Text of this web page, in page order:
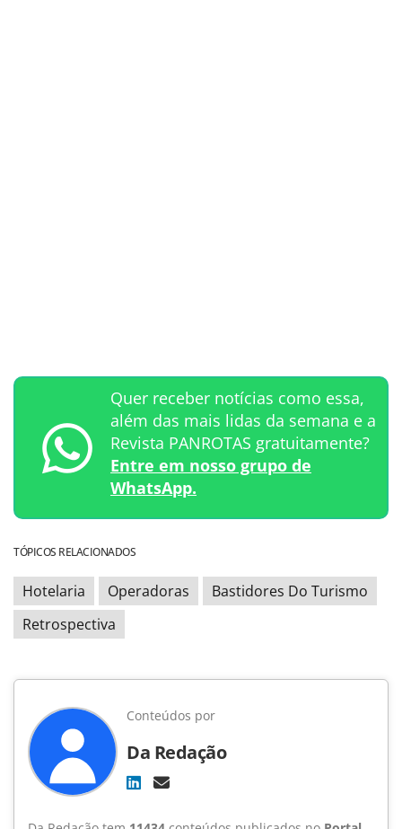
Quer receber notícias como essa,
além das mais lidas da semana e a
Revista PANROTAS gratuitamente?
Entre em nosso grupo de
WhatsApp.
TÓPICOS RELACIONADOS
Hotelaria Operadoras
Bastidores Do Turismo
Retrospectiva
Conteúdos por
Da Redação